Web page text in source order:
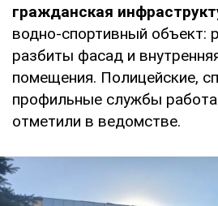
гражданская
водно-спортивный объект:
разбиты фасад и
помещения. Полицейские,
профильные службы
отметили в ведомстве.